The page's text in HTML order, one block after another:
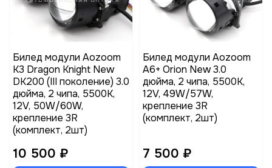
Билед модули Aozoom
K3 Dragon Knight New
DK200 (III поколение) 3.0
дюйма, 2 чипа, 5500K,
12V, 50W/60W,
крепление 3R
(комплект, 2шт)
10 500 ₽
Билед модули Aozoom
A6+ Orion New 3.0
дюйма, 2 чипа, 5500K,
12V, 49W/57W,
крепление 3R
(комплект, 2шт)
7 500 ₽